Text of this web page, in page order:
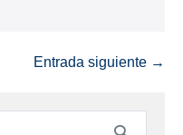
Entrada siguiente →